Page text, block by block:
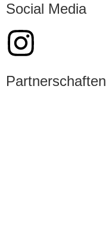
Social Media
Partnerschaften